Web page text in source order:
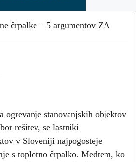
črpalke – 5 argumentov ZA
ogrevanje stanovanjskih objektov
rešitev, se lastniki
v Sloveniji najpogosteje
s toplotno črpalko. Medtem, ko